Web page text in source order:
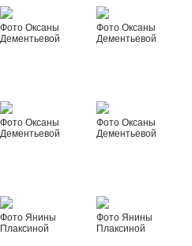
Фото Оксаны
Дементьевой
Фото Оксаны
Дементьевой
Фото Оксаны
Дементьевой
Фото Оксаны
Дементьевой
Фото Янины
Плаксиной
Фото Янины
Плаксиной